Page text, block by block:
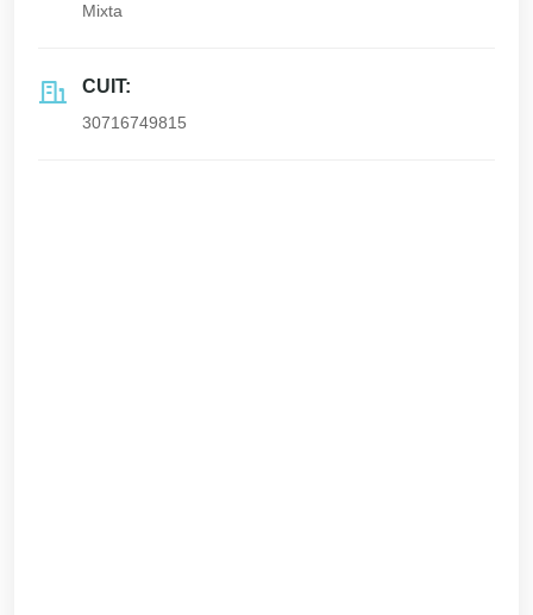
Mixta
CUIT:
30716749815